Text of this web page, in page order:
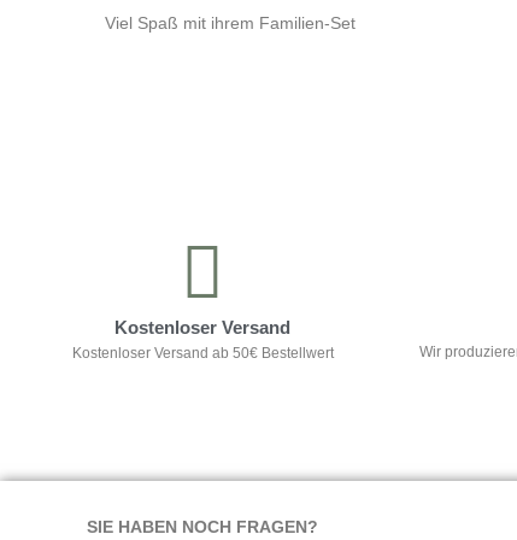
Viel Spaß mit ihrem Familien-Set
Kostenloser Versand
Kostenloser Versand ab 50€ Bestellwert Wir
SIE HABEN NOCH FRAGEN?